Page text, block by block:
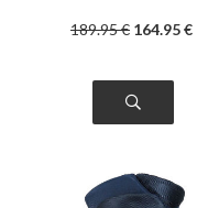
189.95€ 164.95€